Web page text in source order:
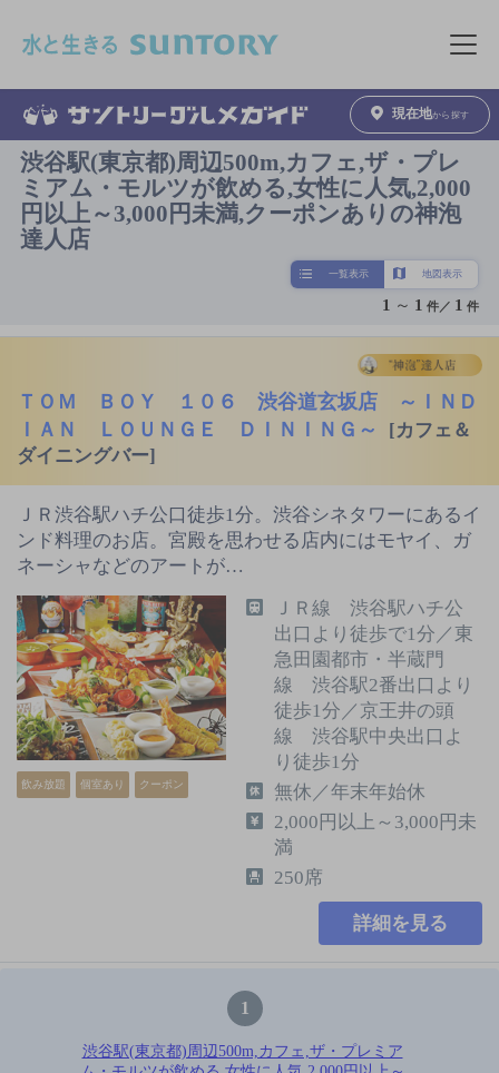
メニュ
現在地から探す
渋谷駅(東京都)周辺500m,カフェ,ザ・プレ
ミアム・モルツが飲める,女性に人気,2,000
円以上～3,000円未満,クーポンありの神泡
達人店
一覧表示 地図表示
1 ～ 1 件／ 1 件
ＴＯＭ ＢＯＹ １０６ 渋谷道玄坂店 ～ＩＮＤ
ＩＡＮ ＬＯＵＮＧＥ ＤＩＮＩＮＧ～
[カフェ＆
ダイニングバー]
ＪＲ渋谷駅ハチ公口徒歩1分。渋谷シネタワーにあるイ
ンド料理のお店。宮殿を思わせる店内にはモヤイ、ガ
ネーシャなどのアートが…
飲み放題 個室あり クーポン
ＪＲ線 渋谷駅ハチ公
出口より徒歩で1分／東
急田園都市・半蔵門
線 渋谷駅2番出口より
徒歩1分／京王井の頭
線 渋谷駅中央出口よ
り徒歩1分
無休／年末年始休
2,000円以上～3,000円未
満
250席
詳細を見る
1
渋谷駅(東京都)周辺500m,カフェ,ザ・プレミア